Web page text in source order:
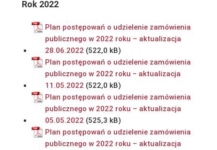
Rok 2022
Plan postępowań o udzielenie zamówienia
publicznego w 2022 roku – aktualizacja
28.06.2022
Plan postępowań o udzielenie zamówienia
publicznego w 2022 roku − aktualizacja
11.05.2022
Plan postępowań o udzielenie zamówienia
publicznego w 2022 roku – aktualizacja
05.05.2022
Plan postępowań o udzielenie zamówienia
publicznego w 2022 roku – aktualizacja